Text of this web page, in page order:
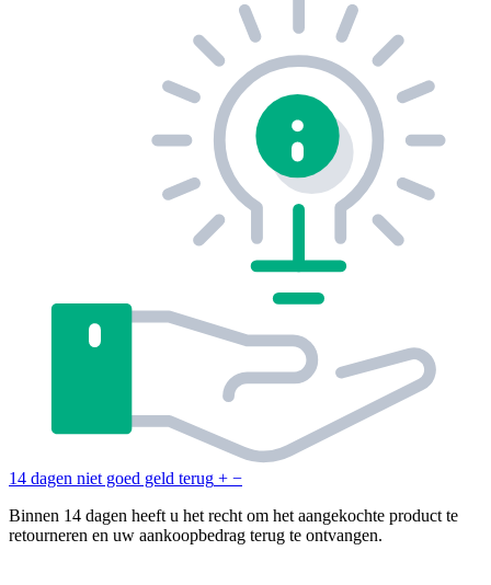
14 dagen niet goed geld terug + −
Binnen 14 dagen heeft u het recht om het aangekochte product te
retourneren en uw aankoopbedrag terug te ontvangen.